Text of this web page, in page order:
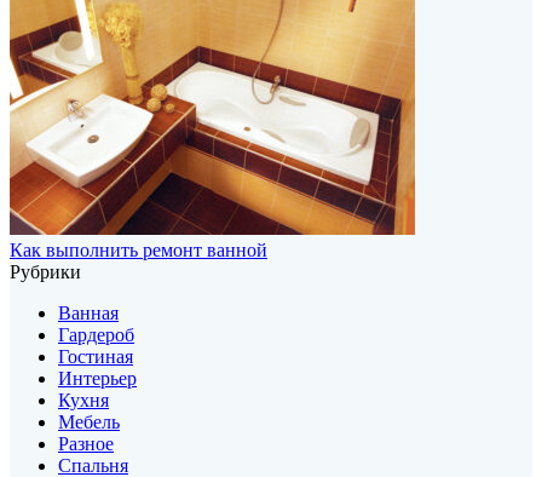
Как выполнить ремонт ванной
Рубрики
Ванная
Гардероб
Гостиная
Интерьер
Кухня
Мебель
Разное
Спальня